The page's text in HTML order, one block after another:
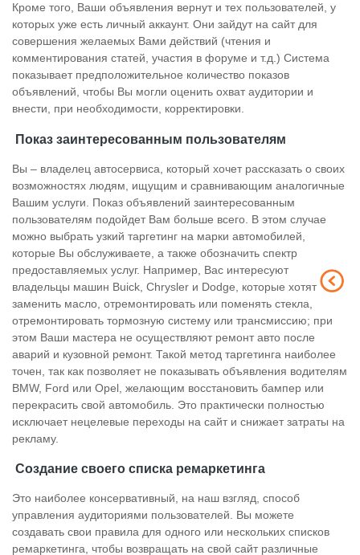
Кроме того, Ваши объявления вернут и тех пользователей, у
которых уже есть личный аккаунт. Они зайдут на сайт для
совершения желаемых Вами действий (чтения и
комментирования статей, участия в форуме и т.д.) Система
показывает предположительное количество показов
объявлений, чтобы Вы могли оценить охват аудитории и
внести, при необходимости, корректировки.
Показ заинтересованным пользователям
Вы – владелец автосервиса, который хочет рассказать о своих
возможностях людям, ищущим и сравнивающим аналогичные
Вашим услуги. Показ объявлений заинтересованным
пользователям подойдет Вам больше всего. В этом случае
можно выбрать узкий таргетинг на марки автомобилей,
которые Вы обслуживаете, а также обозначить спектр
предоставляемых услуг. Например, Вас интересуют
владельцы машин Buick, Chrysler и Dodge, которые хотят
заменить масло, отремонтировать или поменять стекла,
отремонтировать тормозную систему или трансмиссию; при
этом Ваши мастера не осуществляют ремонт авто после
аварий и кузовной ремонт. Такой метод таргетинга наиболее
точен, так как позволяет не показывать объявления водителям
BMW, Ford или Opel, желающим восстановить бампер или
перекрасить свой автомобиль. Это практически полностью
исключает нецелевые переходы на сайт и снижает затраты на
рекламу.
Создание своего списка ремаркетинга
Это наиболее консервативный, на наш взгляд, способ
управления аудиториями пользователей. Вы можете
создавать свои правила для одного или нескольких списков
ремаркетинга, чтобы возвращать на свой сайт различные